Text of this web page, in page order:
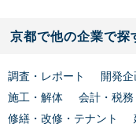
京都で他の企業で探
調査・レポート 開発企
施工・解体
会計・税務
修繕・改修・テナント